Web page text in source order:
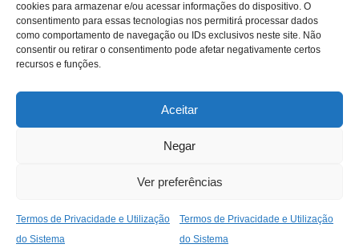
cookies para armazenar e/ou acessar informações do dispositivo. O
consentimento para essas tecnologias nos permitirá processar dados
como comportamento de navegação ou IDs exclusivos neste site. Não
consentir ou retirar o consentimento pode afetar negativamente certos
recursos e funções.
Aceitar
Negar
Ver preferências
Termos de Privacidade e Utilização
do Sistema
Termos de Privacidade e Utilização
do Sistema
Combos
Jeans Kits Masculino
Copyright © 2026 JR1 Shopping.
Theme: Oceanly Green byScriptsTown